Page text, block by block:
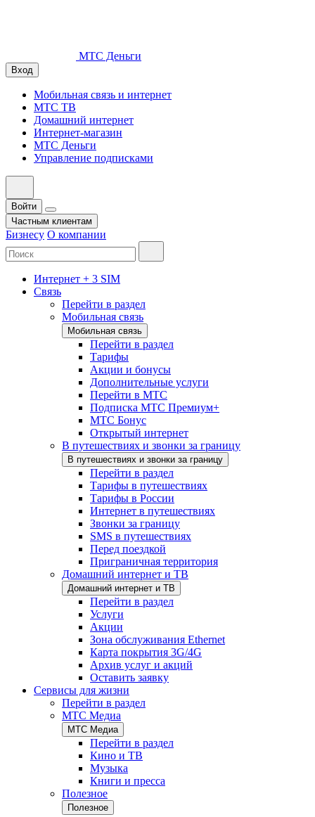
МТС Деньги
Вход
Мобильная связь и интернет
МТС ТВ
Домашний интернет
Интернет-магазин
МТС Деньги
Управление подписками
Войти
Частным клиентам
Бизнесу О компании
Интернет + 3 SIM
Связь
Перейти в раздел
Мобильная связь
Мобильная связь
Перейти в раздел
Тарифы
Акции и бонусы
Дополнительные услуги
Перейти в МТС
Подписка МТС Премиум+
МТС Бонус
Открытый интернет
В путешествиях и звонки за границу
В путешествиях и звонки за границу
Перейти в раздел
Тарифы в путешествиях
Тарифы в России
Интернет в путешествиях
Звонки за границу
SMS в путешествиях
Перед поездкой
Приграничная территория
Домашний интернет и ТВ
Домашний интернет и ТВ
Перейти в раздел
Услуги
Акции
Зона обслуживания Ethernet
Карта покрытия 3G/4G
Архив услуг и акций
Оставить заявку
Сервисы для жизни
Перейти в раздел
МТС Медиа
МТС Медиа
Перейти в раздел
Кино и ТВ
Музыка
Книги и пресса
Полезное
Полезное